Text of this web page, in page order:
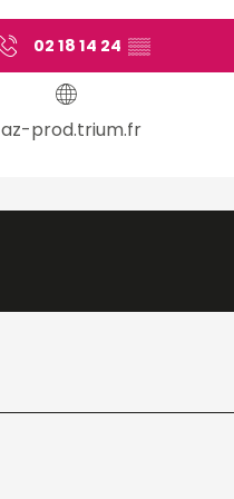
02 18 14 24 ▒▒
az-prod.trium.fr